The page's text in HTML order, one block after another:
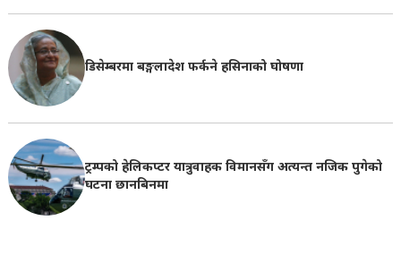
डिसेम्बरमा बङ्गलादेश फर्कने हसिनाको घोषणा
ट्रम्पको हेलिकप्टर यात्रुवाहक विमानसँग अत्यन्त नजिक पुगेको
घटना छानबिनमा